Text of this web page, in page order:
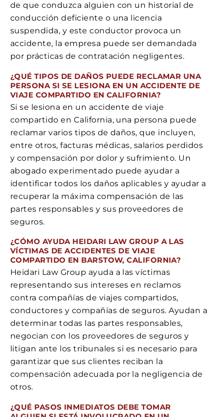
de que conduzca alguien con un historial de
conducción deficiente o una licencia
suspendida, y este conductor provoca un
accidente, la empresa puede ser demandada
por prácticas de contratación negligentes.
¿QUÉ TIPOS DE DAÑOS PUEDE RECLAMAR UNA
PERSONA SI SE LESIONA EN UN ACCIDENTE DE
VIAJE COMPARTIDO EN CALIFORNIA?
Si se lesiona en un accidente de viaje
compartido en California, una persona puede
reclamar varios tipos de daños, que incluyen,
entre otros, facturas médicas, salarios perdidos
y compensación por dolor y sufrimiento. Un
abogado experimentado puede ayudar a
identificar todos los daños aplicables y ayudar a
recuperar la máxima compensación de las
partes responsables y sus proveedores de
seguros.
¿CÓMO AYUDA HEIDARI LAW GROUP A LAS
VÍCTIMAS DE ACCIDENTES DE VIAJE
COMPARTIDO EN BARSTOW, CALIFORNIA?
Heidari Law Group ayuda a las víctimas
representando sus intereses en reclamos
contra compañías de viajes compartidos,
conductores y compañías de seguros. Ayudan a
determinar todas las partes responsables,
negocian con los proveedores de seguros y
litigan ante los tribunales si es necesario para
garantizar que sus clientes reciban la
compensación adecuada por la negligencia de
otros.
¿QUÉ PASOS INMEDIATOS DEBE TOMAR